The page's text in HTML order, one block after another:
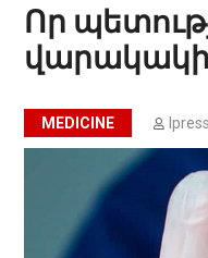
Որ
MEDICINE Ipress